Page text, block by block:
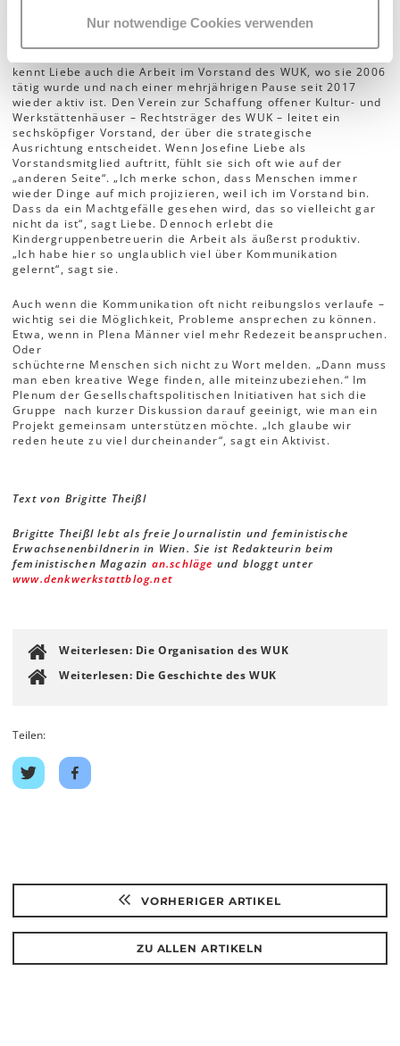
Nur notwendige Cookies verwenden
kennt Liebe auch die Arbeit im Vorstand des WUK, wo sie 2006
tätig wurde und nach einer mehrjährigen Pause seit 2017
wieder aktiv ist. Den Verein zur Schaffung offener Kultur- und
Werkstättenhäuser – Rechtsträger des WUK – leitet ein
sechsköpfiger Vorstand, der über die strategische
Ausrichtung entscheidet. Wenn Josefine Liebe als
Vorstandsmitglied auftritt, fühlt sie sich oft wie auf der
„anderen Seite“. „Ich merke schon, dass Menschen immer
wieder Dinge auf mich projizieren, weil ich im Vorstand bin.
Dass da ein Machtgefälle gesehen wird, das so vielleicht gar
nicht da ist“, sagt Liebe. Dennoch erlebt die
Kindergruppenbetreuerin die Arbeit als äußerst produktiv.
„Ich habe hier so unglaublich viel über Kommunikation
gelernt“, sagt sie.
Auch wenn die Kommunikation oft nicht reibungslos verlaufe –
wichtig sei die Möglichkeit, Probleme ansprechen zu können.
Etwa, wenn in Plena Männer viel mehr Redezeit beanspruchen.
Oder
schüchterne Menschen sich nicht zu Wort melden. „Dann muss
man eben kreative Wege finden, alle miteinzubeziehen.“ Im
Plenum der Gesellschaftspolitischen Initiativen hat sich die
Gruppe nach kurzer Diskussion darauf geeinigt, wie man ein
Projekt gemeinsam unterstützen möchte. „Ich glaube wir
reden heute zu viel durcheinander“, sagt ein Aktivist.
Text von Brigitte Theißl
Brigitte Theißl lebt als freie Journalistin und feministische
Erwachsenenbildnerin in Wien. Sie ist Redakteurin beim
feministischen Magazin an.schläge und bloggt unter
www.denkwerkstattblog.net
Weiterlesen: Die Organisation des WUK
Weiterlesen: Die Geschichte des WUK
Teilen:
Auf
Twitter
Auf
Facebook
VORHERIGER ARTIKEL
ZU ALLEN ARTIKELN